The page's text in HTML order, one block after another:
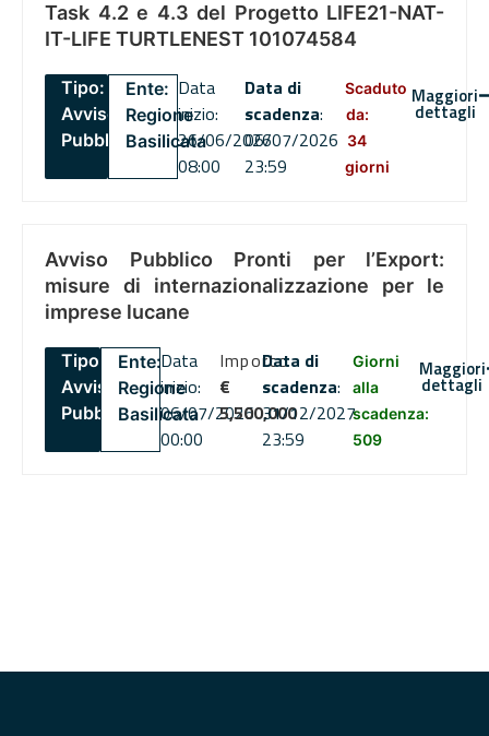
Task 4.2 e 4.3 del Progetto LIFE21-NAT-
IT-LIFE TURTLENEST 101074584
Tipo:
Avviso
Pubblico
Ente:
Regione
Basilicata
Data
inizio:
26/06/2026
08:00
Data di
scadenza:
06/07/2026
23:59
Scaduto
da:
34
giorni
Maggiori
dettagli
Avviso Pubblico Pronti per l’Export:
misure di internazionalizzazione per le
imprese lucane
Tipo:
Avviso
Pubblico
Ente:
Regione
Basilicata
Data
inizio:
06/07/2026
00:00
Importo
€
5,500,000
Data di
scadenza:
31/12/2027
23:59
Giorni
alla
scadenza:
509
Maggiori
dettagli